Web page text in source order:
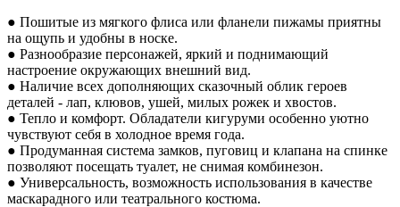
● Пошитые из мягкого флиса или фланели пижамы приятны
на ощупь и удобны в носке.
● Разнообразие персонажей, яркий и поднимающий
настроение окружающих внешний вид.
● Наличие всех дополняющих сказочный облик героев
деталей - лап, клювов, ушей, милых рожек и хвостов.
● Тепло и комфорт. Обладатели кигуруми особенно уютно
чувствуют себя в холодное время года.
● Продуманная система замков, пуговиц и клапана на спинке
позволяют посещать туалет, не снимая комбинезон.
● Универсальность, возможность использования в качестве
маскарадного или театрального костюма.